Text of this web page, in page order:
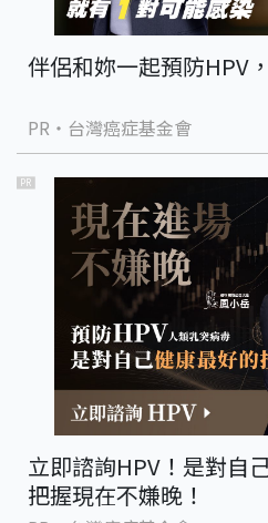
伴侶和妳一起預防HPV
PR・台灣癌症基金會
PR
立即諮詢HPV！是對自
把握現在不嫌晚！